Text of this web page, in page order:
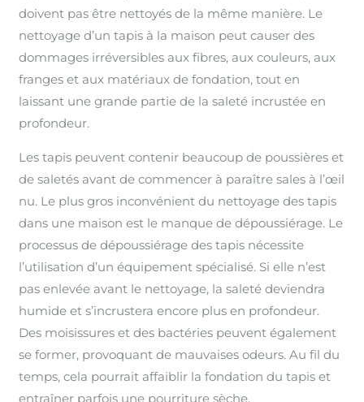
doivent pas être nettoyés de la même manière. Le
nettoyage d’un tapis à la maison peut causer des
dommages irréversibles aux fibres, aux couleurs, aux
franges et aux matériaux de fondation, tout en
laissant une grande partie de la saleté incrustée en
profondeur.
Les tapis peuvent contenir beaucoup de poussières et
de saletés avant de commencer à paraître sales à l’œil
nu. Le plus gros inconvénient du nettoyage des tapis
dans une maison est le manque de dépoussiérage. Le
processus de dépoussiérage des tapis nécessite
l’utilisation d’un équipement spécialisé. Si elle n’est
pas enlevée avant le nettoyage, la saleté deviendra
humide et s’incrustera encore plus en profondeur.
Des moisissures et des bactéries peuvent également
se former, provoquant de mauvaises odeurs. Au fil du
temps, cela pourrait affaiblir la fondation du tapis et
entraîner parfois une pourriture sèche.